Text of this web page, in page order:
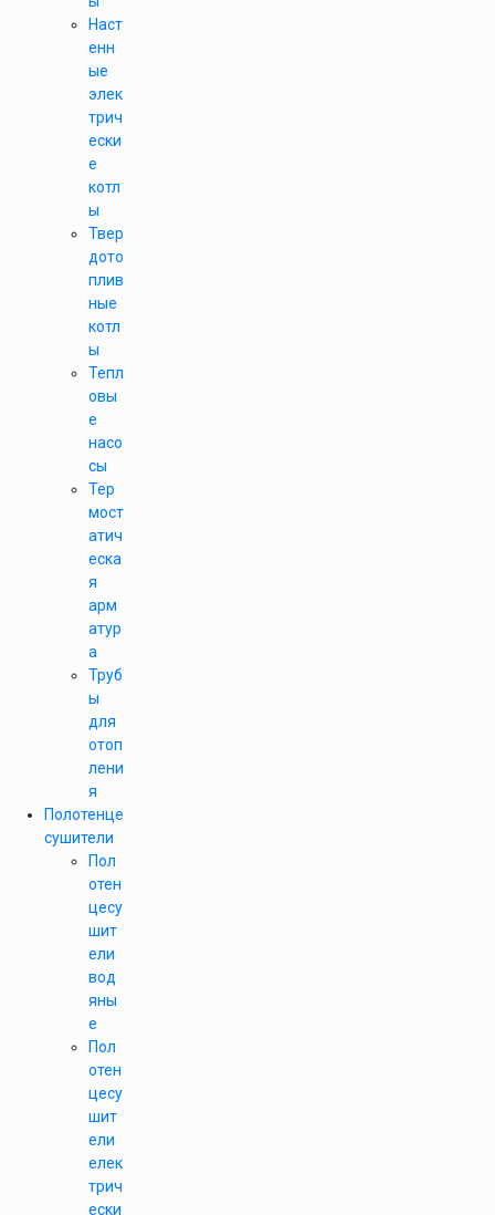
Наст
енн
ые
элек
трич
ески
е
котл
ы
Твер
дото
плив
ные
котл
ы
Тепл
овы
е
насо
сы
Тер
мост
атич
еска
я
арм
атур
а
Труб
ы
для
отоп
лени
я
Полотенце
сушители
Пол
отен
цесу
шит
ели
вод
яны
е
Пол
отен
цесу
шит
ели
елек
трич
ески